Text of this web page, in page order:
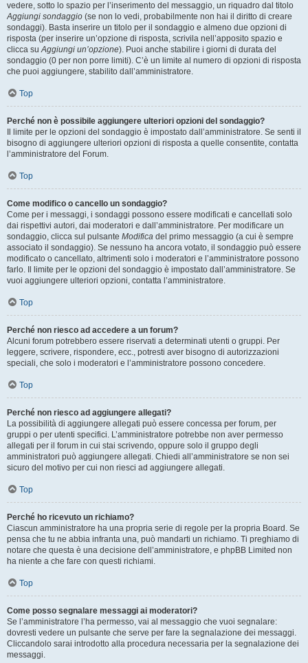
vedere, sotto lo spazio per l’inserimento del messaggio, un riquadro dal titolo
Aggiungi sondaggio (se non lo vedi, probabilmente non hai il diritto di creare
sondaggi). Basta inserire un titolo per il sondaggio e almeno due opzioni di
risposta (per inserire un’opzione di risposta, scrivila nell’apposito spazio e
clicca suAggiungi un’opzione). Puoi anche stabilire i giorni di durata del
sondaggio (0 per non porre limiti). C’è un limite al numero di opzioni di risposta
che puoi aggiungere, stabilito dall’amministratore.
Top
Perché non è possibile aggiungere ulteriori opzioni del sondaggio?
Il limite per le opzioni del sondaggio è impostato dall’amministratore. Se senti il
bisogno di aggiungere ulteriori opzioni di risposta a quelle consentite, contatta
l’amministratore del Forum.
Top
Come modifico o cancello un sondaggio?
Come per i messaggi, i sondaggi possono essere modificati e cancellati solo
dai rispettivi autori, dai moderatori e dall’amministratore. Per modificare un
sondaggio, clicca sul pulsante Modifica del primo messaggio (a cui è sempre
associato il sondaggio). Se nessuno ha ancora votato, il sondaggio può essere
modificato o cancellato, altrimenti solo i moderatori e l’amministratore possono
farlo. Il limite per le opzioni del sondaggio è impostato dall’amministratore. Se
vuoi aggiungere ulteriori opzioni, contatta l’amministratore.
Top
Perché non riesco ad accedere a un forum?
Alcuni forum potrebbero essere riservati a determinati utenti o gruppi. Per
leggere, scrivere, rispondere, ecc., potresti aver bisogno di autorizzazioni
speciali, che solo i moderatori e l’amministratore possono concedere.
Top
Perché non riesco ad aggiungere allegati?
La possibilità di aggiungere allegati può essere concessa per forum, per
gruppi o per utenti specifici. L’amministratore potrebbe non aver permesso
allegati per il forum in cui stai scrivendo, oppure solo il gruppo degli
amministratori può aggiungere allegati. Chiedi all’amministratore se non sei
sicuro del motivo per cui non riesci ad aggiungere allegati.
Top
Perché ho ricevuto un richiamo?
Ciascun amministratore ha una propria serie di regole per la propria Board. Se
pensa che tu ne abbia infranta una, può mandarti un richiamo. Ti preghiamo di
notare che questa è una decisione dell’amministratore, e phpBB Limited non
ha niente a che fare con questi richiami.
Top
Come posso segnalare messaggi ai moderatori?
Se l’amministratore l’ha permesso, vai al messaggio che vuoi segnalare:
dovresti vedere un pulsante che serve per fare la segnalazione dei messaggi.
Cliccandolo sarai introdotto alla procedura necessaria per la segnalazione dei
messaggi.